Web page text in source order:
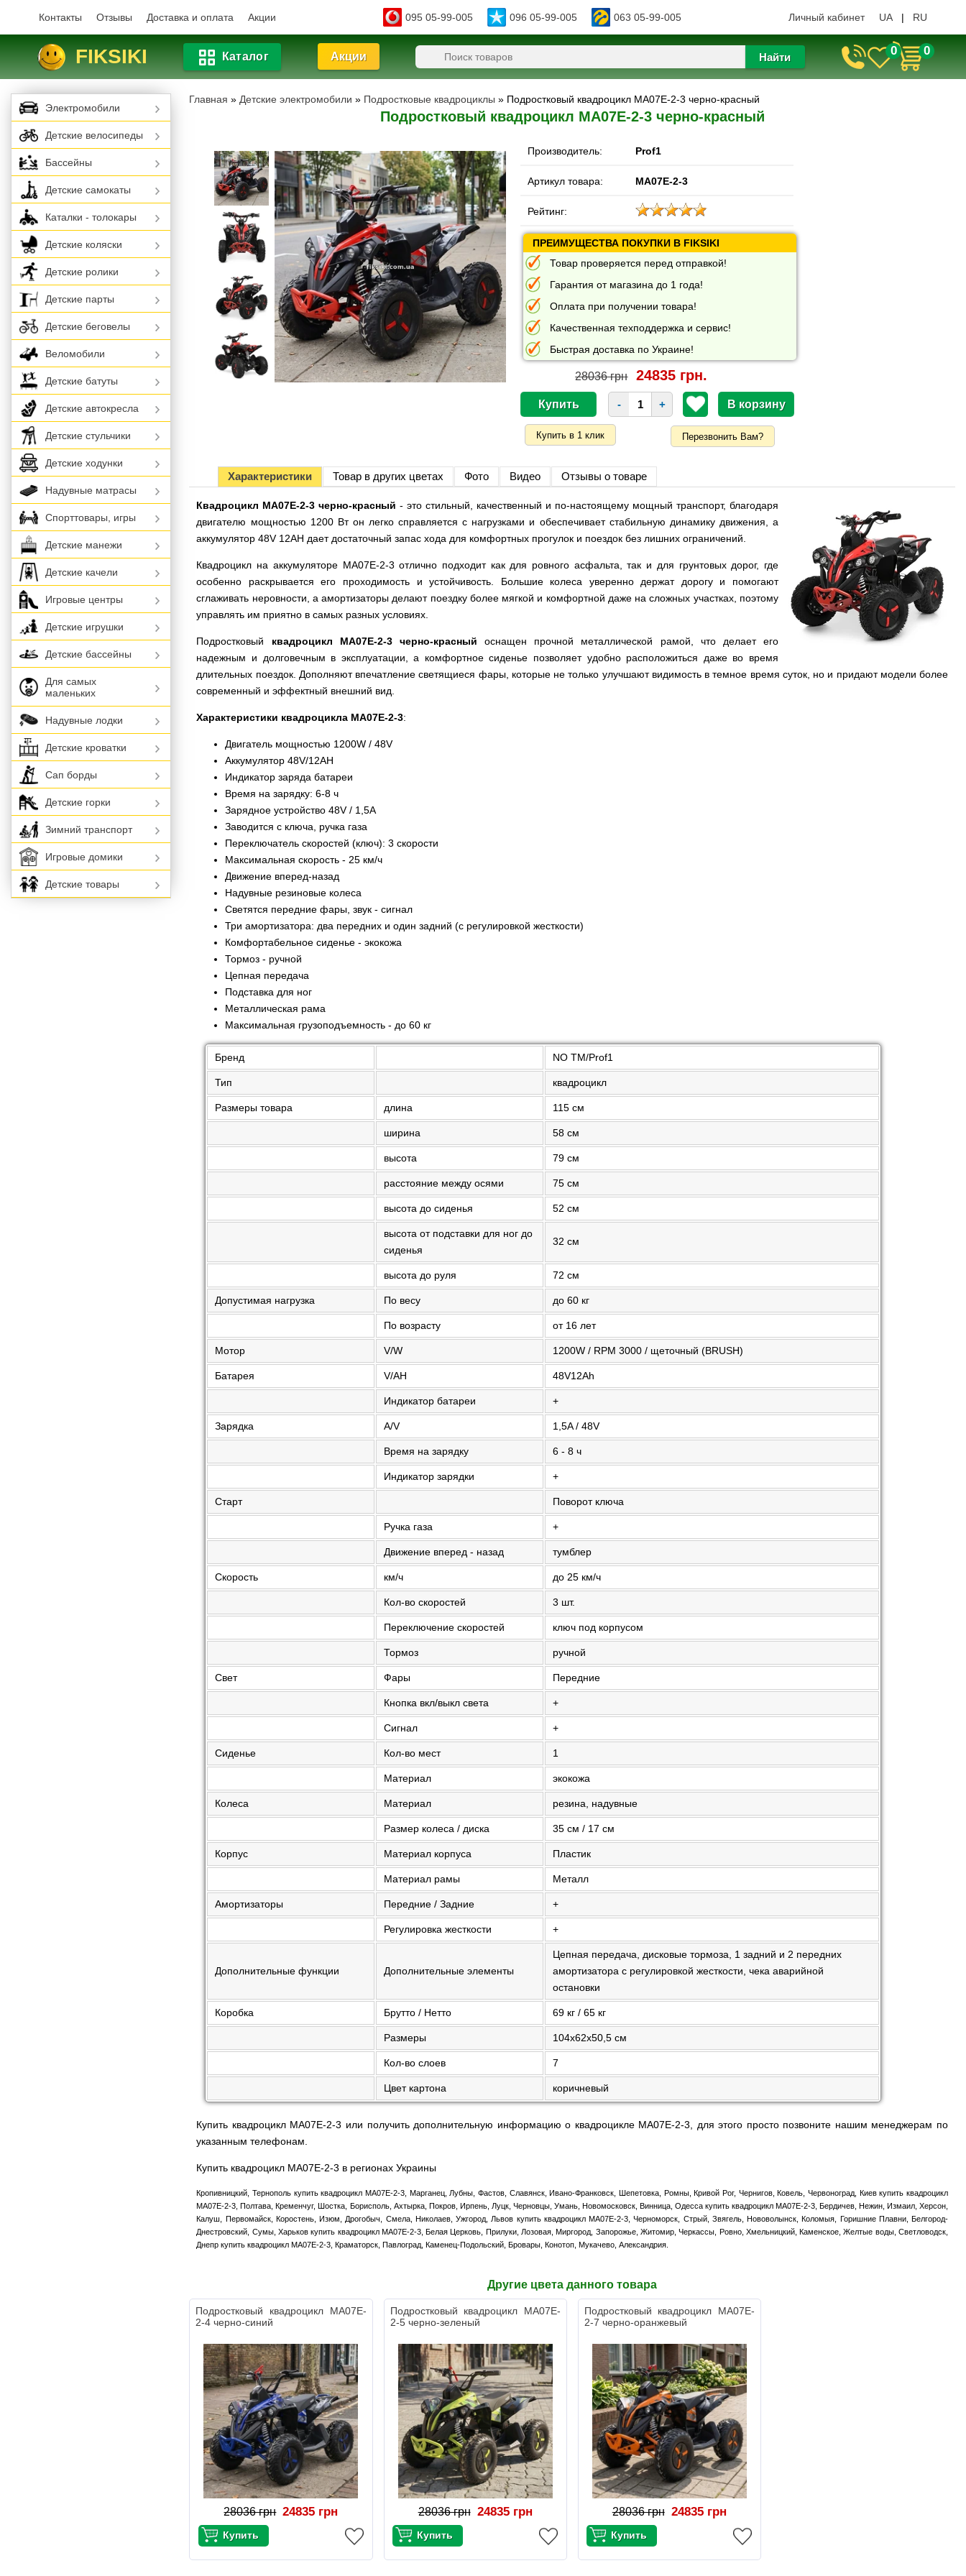
Контакты Отзывы Доставка и оплата Акции 095 05-99-005 096 05-99-005 063 05-99-005 Личный кабинет UA | RU
FIKSIKI Каталог Акции Найти 0 0
Главная » Детские электромобили » Подростковые квадроциклы » Подростковый квадроцикл MA07E-2-3 черно-красный
Подростковый квадроцикл MA07E-2-3 черно-красный
Производитель: Prof1
Артикул товара: MA07E-2-3
Рейтинг:
ПРЕИМУЩЕСТВА ПОКУПКИ В FIKSIKI
Товар проверяется перед отправкой!
Гарантия от магазина до 1 года!
Оплата при получении товара!
Качественная техподдержка и сервис!
Быстрая доставка по Украине!
28036 грн 24835 грн.
- +
Перезвонить Вам?
Характеристики Товар в других цветах Фото Видео Отзывы о товаре
Квадроцикл MA07E-2-3 черно-красный - это стильный, качественный и по-настоящему мощный транспорт, благодаря
двигателю мощностью 1200 Вт он легко справляется с нагрузками и обеспечивает стабильную динамику движения, а
аккумулятор 48V 12AH дает достаточный запас хода для комфортных прогулок и поездок без лишних ограничений.
Квадроцикл на аккумуляторе MA07E-2-3 отлично подходит как для ровного асфальта, так и для грунтовых дорог, где
особенно раскрывается его проходимость и устойчивость. Большие колеса уверенно держат дорогу и помогают
сглаживать неровности, а амортизаторы делают поездку более мягкой и комфортной даже на сложных участках, поэтому
управлять им приятно в самых разных условиях.
Подростковый квадроцикл MA07E-2-3 черно-красный оснащен прочной металлической рамой, что делает его
надежным и долговечным в эксплуатации, а комфортное сиденье позволяет удобно расположиться даже во время
длительных поездок. Дополняют впечатление светящиеся фары, которые не только улучшают видимость в темное время суток, но и придают модели более
современный и эффектный внешний вид.
Характеристики квадроцикла MA07E-2-3:
Двигатель мощностью 1200W / 48V
Аккумулятор 48V/12AH
Индикатор заряда батареи
Время на зарядку: 6-8 ч
Зарядное устройство 48V / 1,5A
Заводится с ключа, ручка газа
Переключатель скоростей (ключ): 3 скорости
Максимальная скорость - 25 км/ч
Движение вперед-назад
Надувные резиновые колеса
Светятся передние фары, звук - сигнал
Три амортизатора: два передних и один задний (с регулировкой жесткости)
Комфортабельное сиденье - экокожа
Тормоз - ручной
Цепная передача
Подставка для ног
Металлическая рама
Максимальная грузоподъемность - до 60 кг
Бренд NO TM/Prof1
Тип квадроцикл
Размеры товара длина 115 см
ширина 58 см
высота 79 см
расстояние между осями 75 см
высота до сиденья 52 см
высота от подставки для ног до
сиденья
32 см
высота до руля 72 см
Допустимая нагрузка По весу до 60 кг
По возрасту от 16 лет
Мотор V/W 1200W / RPM 3000 / щеточный (BRUSH)
Батарея V/AH 48V12Ah
Индикатор батареи +
Зарядка A/V 1,5A / 48V
Время на зарядку 6 - 8 ч
Индикатор зарядки +
Старт Поворот ключа
Ручка газа +
Движение вперед - назад тумблер
Скорость км/ч до 25 км/ч
Кол-во скоростей 3 шт.
Переключение скоростей ключ под корпусом
Тормоз ручной
Свет Фары Передние
Кнопка вкл/выкл света +
Сигнал +
Сиденье Кол-во мест 1
Материал экокожа
Колеса Материал резина, надувные
Размер колеса / диска 35 см / 17 см
Корпус Материал корпуса Пластик
Материал рамы Металл
Амортизаторы Передние / Задние +
Регулировка жесткости +
Дополнительные функции Дополнительные элементы
Цепная передача, дисковые тормоза, 1 задний и 2 передних
амортизатора с регулировкой жесткости, чека аварийной
остановки
Коробка Брутто / Нетто 69 кг / 65 кг
Размеры 104x62x50,5 см
Кол-во слоев 7
Цвет картона коричневый
Купить квадроцикл MA07E-2-3 или получить дополнительную информацию о квадроцикле MA07E-2-3, для этого просто позвоните нашим менеджерам по
указанным телефонам.
Купить квадроцикл MA07E-2-3 в регионах Украины
Кропивницкий, Тернополь купить квадроцикл MA07E-2-3, Марганец, Лубны, Фастов, Славянск, Ивано-Франковск, Шепетовка, Ромны, Кривой Рог, Чернигов, Ковель, Червоноград, Киев купить квадроцикл
MA07E-2-3, Полтава, Кременчуг, Шостка, Борисполь, Ахтырка, Покров, Ирпень, Луцк, Черновцы, Умань, Новомосковск, Винница, Одесса купить квадроцикл MA07E-2-3, Бердичев, Нежин, Измаил, Херсон,
Калуш, Первомайск, Коростень, Изюм, Дрогобыч, Смела, Николаев, Ужгород, Львов купить квадроцикл MA07E-2-3, Черноморск, Стрый, Звягель, Нововолынск, Коломыя, Горишние Плавни, Белгород-
Днестровский, Сумы, Харьков купить квадроцикл MA07E-2-3, Белая Церковь, Прилуки, Лозовая, Миргород, Запорожье, Житомир, Черкассы, Ровно, Хмельницкий, Каменское, Желтые воды, Светловодск,
Днепр купить квадроцикл MA07E-2-3, Краматорск, Павлоград, Каменец-Подольский, Бровары, Конотоп, Мукачево, Александрия.
Другие цвета данного товара
Подростковый квадроцикл MA07E-
2-4 черно-синий
28036 грн 24835 грн
Подростковый квадроцикл MA07E-
2-5 черно-зеленый
28036 грн 24835 грн
Подростковый квадроцикл MA07E-
2-7 черно-оранжевый
28036 грн 24835 грн
Электромобили
Детские велосипеды
Бассейны
Детские самокаты
Каталки - толокары
Детские коляски
Детские ролики
Детские парты
Детские беговелы
Веломобили
Детские батуты
Детские автокресла
Детские стульчики
Детские ходунки
Надувные матрасы
Спорттовары, игры
Детские манежи
Детские качели
Игровые центры
Детские игрушки
Детские бассейны
Для самых
маленьких
Надувные лодки
Детские кроватки
Сап борды
Детские горки
Зимний транспорт
Игровые домики
Детские товары